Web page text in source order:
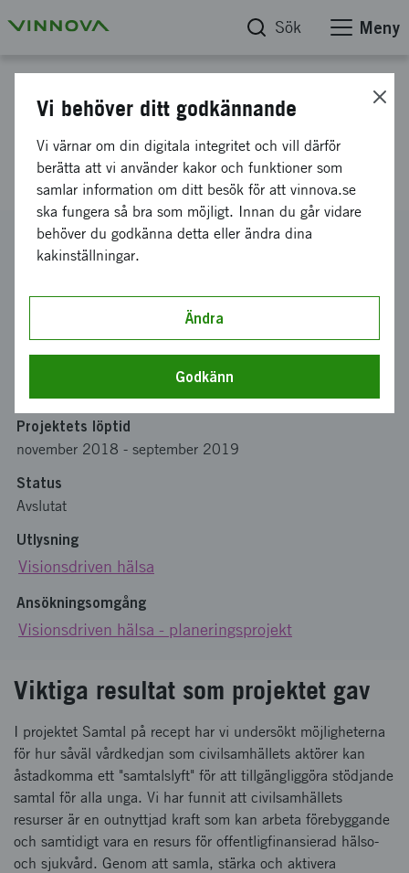
Sök Meny
Samtal på recept för ungas
psykiska hälsa
Diarienummer
2018-04236
Koordinator
-S:T LUKAS
FÖRBUNDSKANSLI
Projektets löptid
november 2018 - september 2019
Status
Avslutat
Utlysning
Visionsdriven hälsa
Ansökningsomgång
Visionsdriven hälsa - planeringsprojekt
Viktiga resultat som projektet gav
I projektet Samtal på recept har vi undersökt möjligheterna
för hur såväl vårdkedjan som civilsamhällets aktörer kan
åstadkomma ett "samtalslyft" för att tillgängliggöra stödjande
samtal för alla unga. Vi har funnit att civilsamhällets
resurser är en outnyttjad kraft som kan arbeta förebyggande
och samtidigt vara en resurs för offentligfinansierad hälso-
och sjukvård. Genom att samla, stärka och aktivera
Vi behöver ditt godkännande
Vi värnar om din digitala integritet och vill därför
berätta att vi använder kakor och funktioner som
samlar information om ditt besök för att vinnova.se
ska fungera så bra som möjligt. Innan du går vidare
behöver du godkänna detta eller ändra dina
kakinställningar.
Ändra
Godkänn